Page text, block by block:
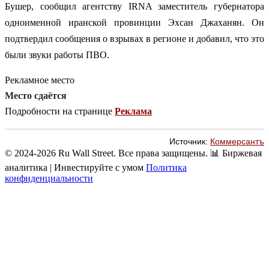
Бушер, сообщил агентству IRNA заместитель губернатора
одноименной иранской провинции Эхсан Джаханян. Он
подтвердил сообщения о взрывах в регионе и добавил, что это
были звуки работы ПВО.
Рекламное место
Место сдаётся
Подробности на странице Реклама
Источник: Коммерсантъ
© 2024-2026 Ru Wall Street. Все права защищены. 📊 Биржевая
аналитика | Инвестируйте с умом Политика
конфиденциальности